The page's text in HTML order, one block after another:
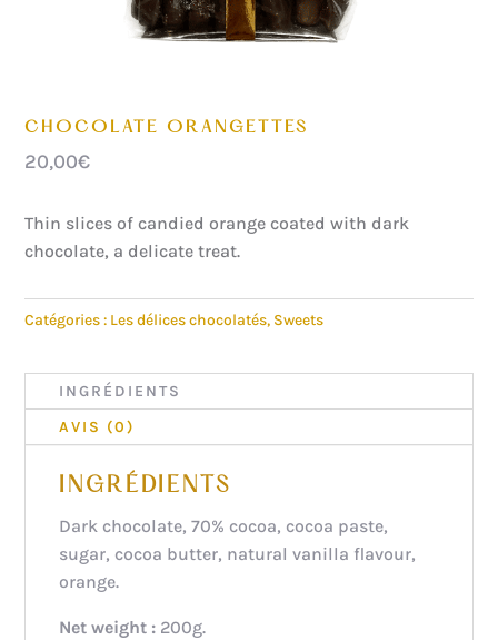
CHOCOLATE ORANGETTES
20,00€
Thin slices of candied orange coated with dark
chocolate, a delicate treat.
Catégories : Les délices chocolatés, Sweets
INGRÉDIENTS
AVIS (0)
INGRÉDIENTS
Dark chocolate, 70% cocoa, cocoa paste,
sugar, cocoa butter, natural vanilla flavour,
orange.
Net weight : 200g.